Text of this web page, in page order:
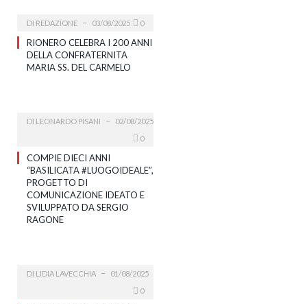
DI REDAZIONE 03/08/2025 0
RIONERO CELEBRA I 200 ANNI
DELLA CONFRATERNITA
MARIA SS. DEL CARMELO
DI LEONARDO PISANI
02/08/2025
0
COMPIE DIECI ANNI
“BASILICATA #LUOGOIDEALE”,
PROGETTO DI
COMUNICAZIONE IDEATO E
SVILUPPATO DA SERGIO
RAGONE
DI LIDIA LAVECCHIA
01/08/2025
0